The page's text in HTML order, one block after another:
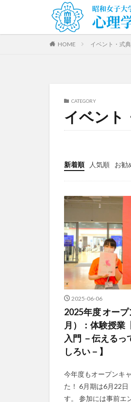
HOME イベント・式
CATEGORY
イベント
新着順 人気順
お勧
授
公
ゼ
研
イ
キ
地
教
2025-06-06
2025年度 オー
月）：体験授業
入門 －伝えるっ
しろい－】
今年度もオープンキ
た！ 6月期は6月22
す。 参加には事前エ